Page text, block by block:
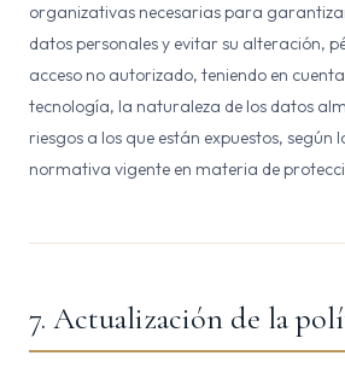
organizativas necesarias para
datos personales y evitar su alteración,
acceso no autorizado, teniendo en
tecnología, la naturaleza de los datos
riesgos a los que están expuestos, según
normativa vigente en materia de
7. Actualización de la